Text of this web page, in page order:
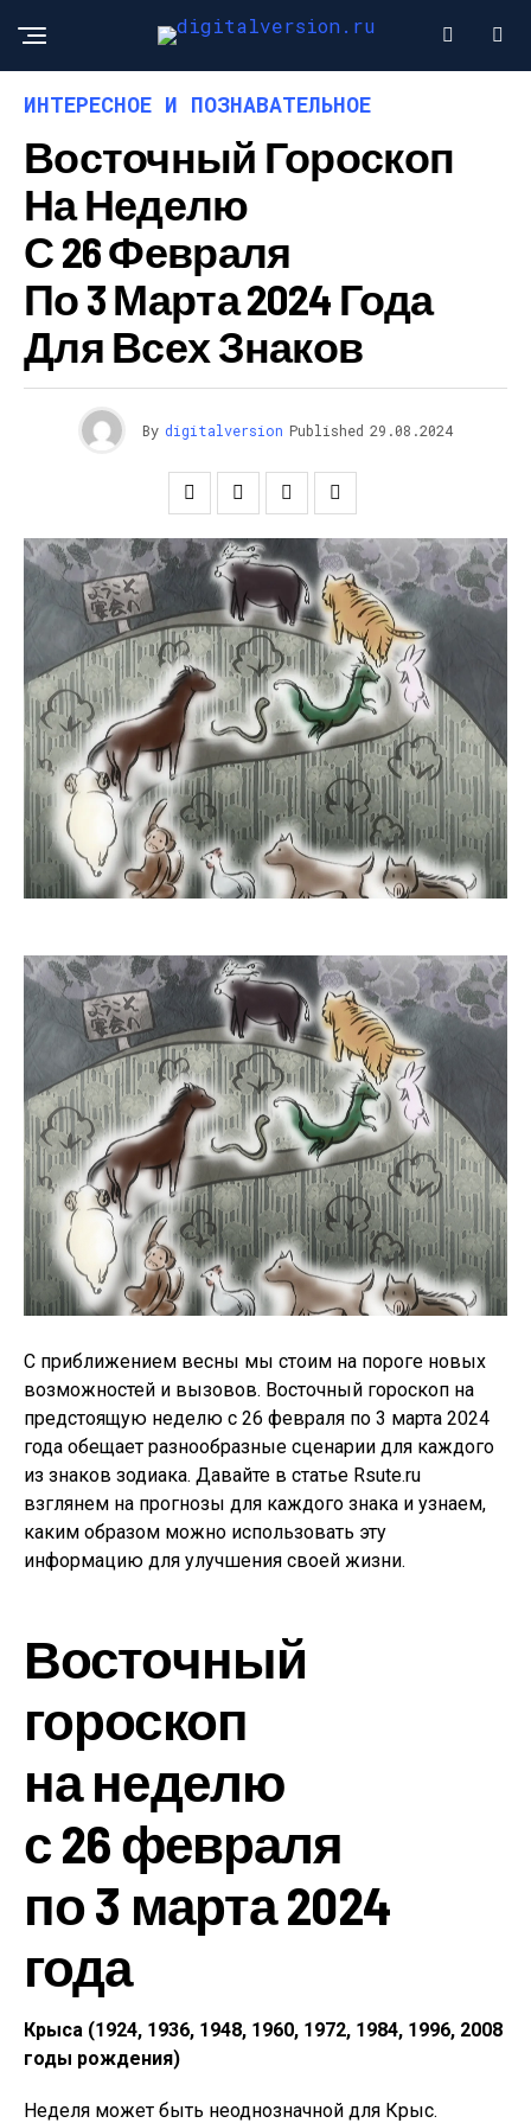
ИНТЕРЕСНОЕ И ПОЗНАВАТЕЛЬНОЕ
Восточный Гороскоп
На Неделю
С 26 Февраля
По 3 Марта 2024 Года
Для Всех Знаков
By digitalversion Published 29.08.2024
С приближением весны мы стоим на пороге новых
возможностей и вызовов. Восточный гороскоп на
предстоящую неделю с 26 февраля по 3 марта 2024
года обещает разнообразные сценарии для каждого
из знаков зодиака. Давайте в статье Rsute.ru
взглянем на прогнозы для каждого знака и узнаем,
каким образом можно использовать эту
информацию для улучшения своей жизни.
Восточный
гороскоп
на неделю
с 26 февраля
по 3 марта 2024
года
Крыса (1924, 1936, 1948, 1960, 1972, 1984, 1996, 2008
годы рождения)
Неделя может быть неоднозначной для Крыс.